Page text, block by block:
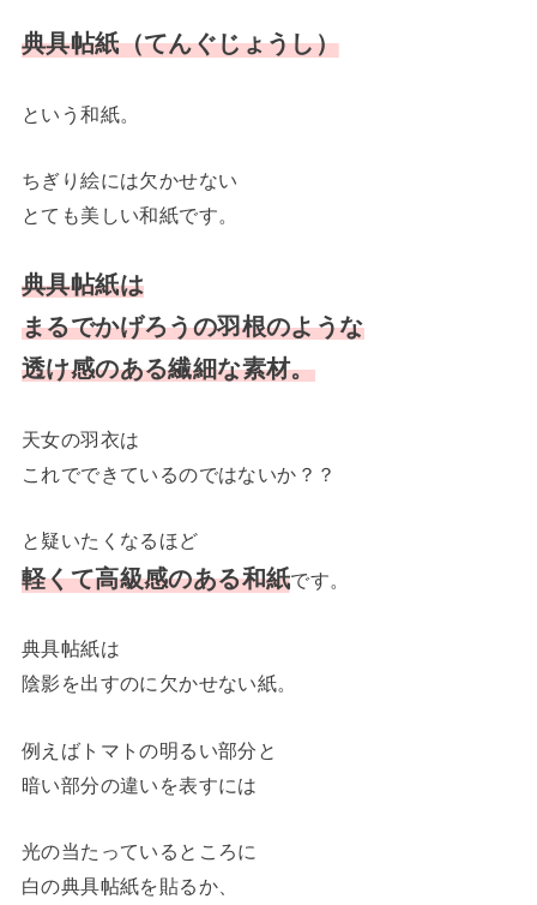
典具帖紙（てんぐじょうし）
という和紙。
ちぎり絵には欠かせない
とても美しい和紙です。
典具帖紙は
まるでかげろうの羽根のような
透け感のある繊細な素材。
天女の羽衣は
これでできているのではないか？？
と疑いたくなるほど
軽くて高級感のある和紙です。
典具帖紙は
陰影を出すのに欠かせない紙。
例えばトマトの明るい部分と
暗い部分の違いを表すには
光の当たっているところに
白の典具帖紙を貼るか、